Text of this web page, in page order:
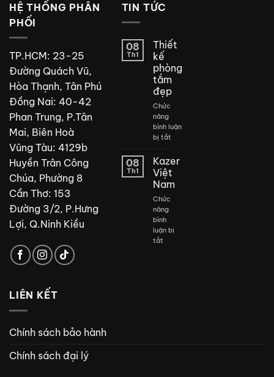
HỆ THỐNG PHÂN
PHỐI
TP.HCM: 23-25
Đường Quách Vũ,
Hòa Thạnh, Tân Phú
Đồng Nai: 40-42
Phan Trung, P.Tân
Mai, Biên Hoà
Vũng Tàu: 4129b
Huyền Trân Công
Chúa, Phường 8
Cần Thơ: 153
Đường 3/2, P.Hưng
Lợi, Q.Ninh Kiều
TIN TỨC
08
Th1
Thiết
kế
phòng
tắm
đẹp
Chức
năng
bình luận
bị tắtở
kế
phòng
tắm
đẹp
08
Th1
Kazer
Việt
Nam
Chức
năng
bình
luận bị
tắtở
LIÊN KẾT
Chính sách bảo hành
Chính sách đại lý